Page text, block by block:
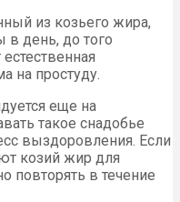
из козьего жира,
день, до того
на простуду.
еще на
такое снадобье
выздоровления. Если
козий жир для
повторять в течение